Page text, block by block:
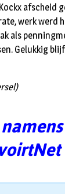
afscheid
werk werd
als
Gelukkig